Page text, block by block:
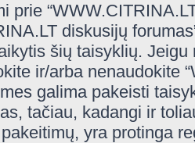
prie
diskusijų
šių taisyklių.
ir/arba nenaudokite
galima pakeisti
tačiau, kadangi ir
yra protinga